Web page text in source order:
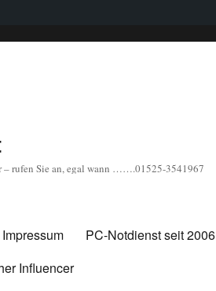
– rufen Sie an, egal wann …….01525-3541967
Impressum PC-Notdienst seit 2006
Influencer